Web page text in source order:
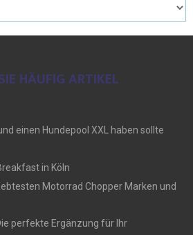
HÄUFIG ARTIKEL
einen Hundepool XXL haben sollte
in Köln
Motorrad Chopper Marken und
perfekte Ergänzung für Ihr